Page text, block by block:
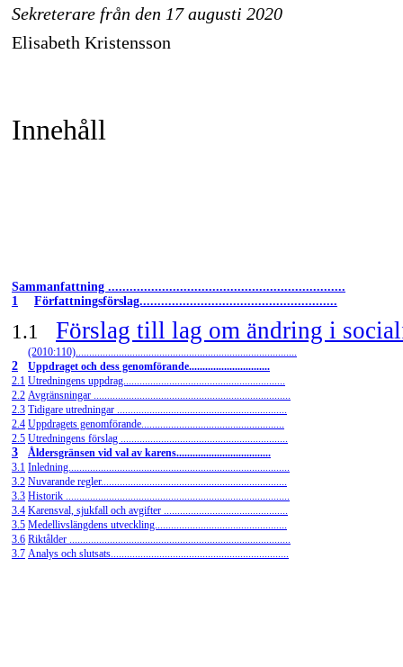
Sekreterare från den 17 augusti 2020
Elisabeth Kristensson
Innehåll
Sammanfattning ..................................................................
1
Författningsförslag.......................................................
1.1 Förslag till lag om ändring i
(2010:110)..................................................................................
2
Uppdraget och dess genomförande..............................
2.1 Utredningens uppdrag............................................................
2.2 Avgränsningar .........................................................................
2.3 Tidigare utredningar ...............................................................
2.4 Uppdragets genomförande.....................................................
2.5 Utredningens förslag ..............................................................
3
Åldersgränsen vid val av karens...................................
3.1 Inledning..................................................................................
3.2 Nuvarande regler.....................................................................
3.3 Historik ...................................................................................
3.4 Karensval, sjukfall och avgifter ..............................................
3.5 Medellivslängdens utveckling.................................................
3.6 Riktålder ..................................................................................
3.7 Analys och slutsats..................................................................